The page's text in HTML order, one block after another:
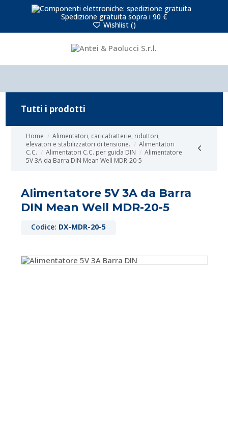
Spedizione gratuita sopra i 90 €
Wishlist ()
Home
Alimentatori, caricabatterie, riduttori,
elevatori e stabilizzatori di tensione.
Alimentatori
C.C.
Alimentatori C.C. per guida DIN
Alimentatore
5V 3A da Barra DIN Mean Well MDR-20-5
Alimentatore 5V 3A da Barra
DIN Mean Well MDR-20-5
Codice: DX-MDR-20-5
Tutti i prodotti